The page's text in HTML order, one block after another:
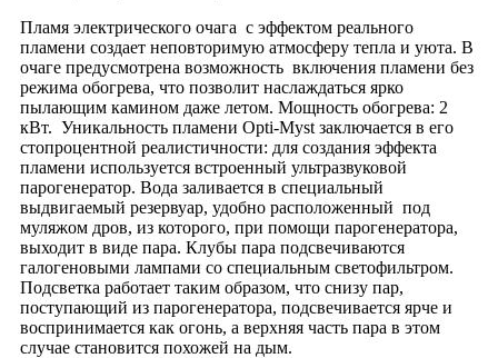
Пламя электрического очага с эффектом реального
пламени создает неповторимую атмосферу тепла и уюта. В
очаге предусмотрена возможность включения пламени без
режима обогрева, что позволит наслаждаться ярко
пылающим камином даже летом. Мощность обогрева: 2
кВт. Уникальность пламени Opti-Myst заключается в его
стопроцентной реалистичности: для создания эффекта
пламени используется встроенный ультразвуковой
парогенератор. Вода заливается в специальный
выдвигаемый резервуар, удобно расположенный под
муляжом дров, из которого, при помощи парогенератора,
выходит в виде пара. Клубы пара подсвечиваются
галогеновыми лампами со специальным светофильтром.
Подсветка работает таким образом, что снизу пар,
поступающий из парогенератора, подсвечивается ярче и
воспринимается как огонь, а верхняя часть пара в этом
случае становится похожей на дым.